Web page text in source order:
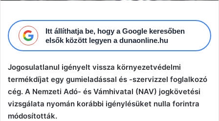
Itt állíthatja be, hogy a Google keresőben
elsők között legyen a dunaonline.hu
Jogosulatlanul igényelt vissza környezetvédelmi
termékdíjat egy gumieladással és -szervizzel foglalkozó
cég. A Nemzeti Adó- és Vámhivatal (NAV) jogkövetési
vizsgálata nyomán korábbi igénylésüket nulla forintra
módosították.